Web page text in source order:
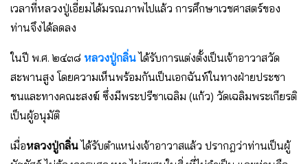
เวลาที่หลวงปู่เอี่ยมได้มรณภาพไปเเล้ว การศึกษาเวชศาสตร์ของ
ท่านจึงได้ลดลง
ในปี พ.ศ. ๒๔๓๘ หลวงปู่กลิ่นได้รับการเเต่งตั้งเป็นเจ้าอาวาสวัด
สะพานสูง โดยความเห็นพร้อมกันเป็นเอกฉันท์ในทางฝ่ายประชา
ชนเเละทางคณะสงฆ์ ซึ่งมีพระปรีชาเฉลิม (เเก้ว) วัดเฉลิมพระเกียรติ
เป็นผู้อนุมัติ
เมื่อหลวงปู่กลิ่นได้รับตำเเหน่งเจ้าอาวาสเเล้ว ปรากฎว่าท่านเป็นผู้